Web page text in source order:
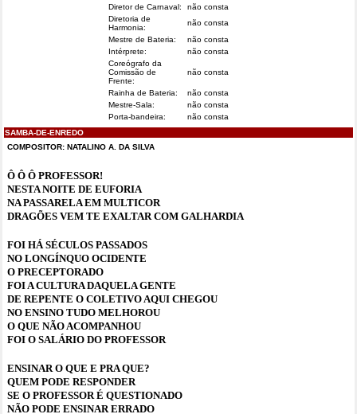
Diretor de Carnaval:
não consta
Diretoria de
Harmonia:
não consta
Mestre de Bateria:
não consta
Intérprete:
não consta
Coreógrafo da
Comissão de
Frente:
não consta
Rainha de Bateria:
não consta
Mestre-Sala:
não consta
Porta-bandeira:
não consta
SAMBA-DE-ENREDO
COMPOSITOR: NATALINO A. DA SILVA
Ô Ô Ô PROFESSOR!
NESTA NOITE DE EUFORIA
NA PASSARELA EM MULTICOR
DRAGÕES VEM TE EXALTAR COM GALHARDIA
FOI HÁ SÉCULOS PASSADOS
NO LONGÍNQUO OCIDENTE
O PRECEPTORADO
FOI A CULTURA DAQUELA GENTE
DE REPENTE O COLETIVO AQUI CHEGOU
NO ENSINO TUDO MELHOROU
O QUE NÃO ACOMPANHOU
FOI O SALÁRIO DO PROFESSOR
ENSINAR O QUE E PRA QUE?
QUEM PODE RESPONDER
SE O PROFESSOR É QUESTIONADO
NÃO PODE ENSINAR ERRADO